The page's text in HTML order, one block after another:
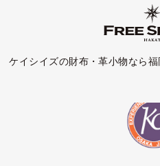
ケイシイズの財布・革小物なら